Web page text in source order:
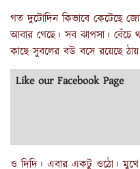
গত দুটোদিন কিভাবে কেটেছে
আবার গেছে। সব ঝাপসা। বেঁচে
কাছে সুবলের বউ বসে রয়েছে
Like our Facebook Page
ও দিদি। এবার একটু ওঠো।